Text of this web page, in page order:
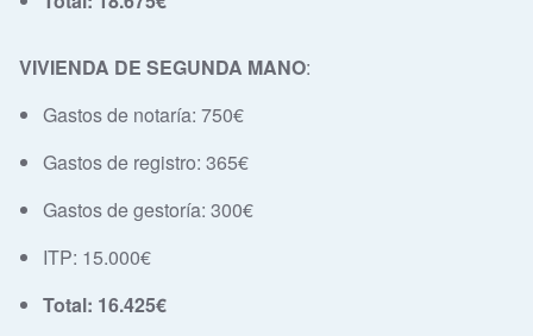
VIVIENDA DE SEGUNDA MANO:
Gastos de notaría: 750€
Gastos de registro: 365€
Gastos de gestoría: 300€
ITP: 15.000€
Total: 16.425€